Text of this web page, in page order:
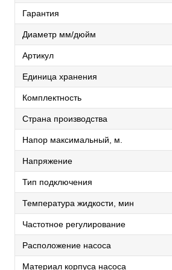
Гарантия
Диаметр мм/дюйм
Артикул
Единица хранения
Комплектность
Страна производства
Напор максимальный, м.
Напряжение
Тип подключения
Температура жидкости, мин
Частотное регулирование
Расположение насоса
Материал корпуса насоса